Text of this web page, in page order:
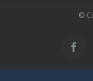
©